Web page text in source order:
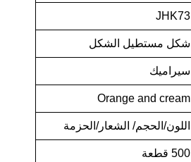
JHK73
شكل مستطيل الشكل
سيراميك
Orange and cream
اللون/الحجم/ الشعار/الحزمة
500 قطعة